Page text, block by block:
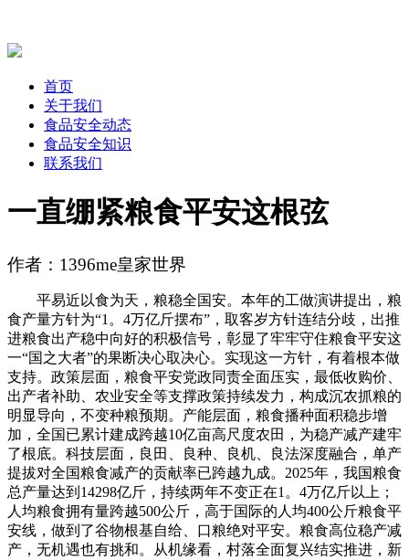
首页
关于我们
食品安全动态
食品安全知识
联系我们
一直绷紧粮食平安这根弦
作者：1396me皇家世界
平易近以食为天，粮稳全国安。本年的工做演讲提出，粮
食产量方针为“1。4万亿斤摆布”，取客岁方针连结分歧，出推
进粮食出产稳中向好的积极信号，彰显了牢牢守住粮食平安这
一“国之大者”的果断决心取决心。实现这一方针，有着根本做
支持。政策层面，粮食平安党政同责全面压实，最低收购价、
出产者补助、农业安全等支撑政策持续发力，构成沉农抓粮的
明显导向，不变种粮预期。产能层面，粮食播种面积稳步增
加，全国已累计建成跨越10亿亩高尺度农田，为稳产减产建牢
了根底。科技层面，良田、良种、良机、良法深度融合，单产
提拔对全国粮食减产的贡献率已跨越九成。2025年，我国粮食
总产量达到14298亿斤，持续两年不变正在1。4万亿斤以上；
人均粮食拥有量跨越500公斤，高于国际的人均400公斤粮食平
安线，做到了谷物根基自给、口粮绝对平安。粮食高位稳产减
产，无机遇也有挑和。从机缘看，村落全面复兴结实推进，新